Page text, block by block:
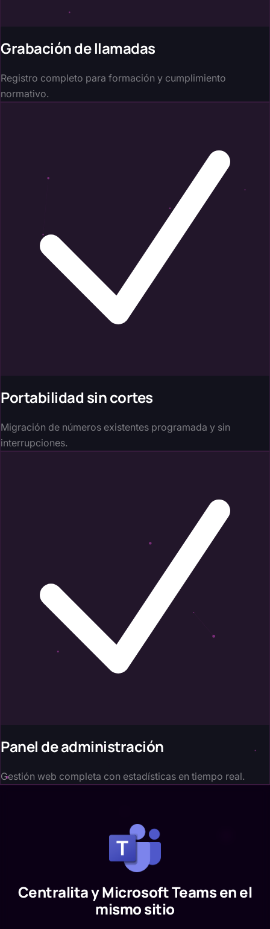
Grabación de llamadas
Registro completo para formación y cumplimiento
normativo.
Portabilidad sin cortes
Migración de números existentes programada y sin
interrupciones.
Panel de administración
Gestión web completa con estadísticas en tiempo real.
Centralita y Microsoft Teams en el
mismo sitio